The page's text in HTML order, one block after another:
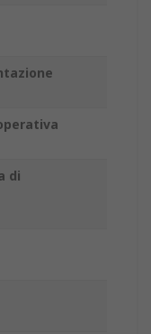
di